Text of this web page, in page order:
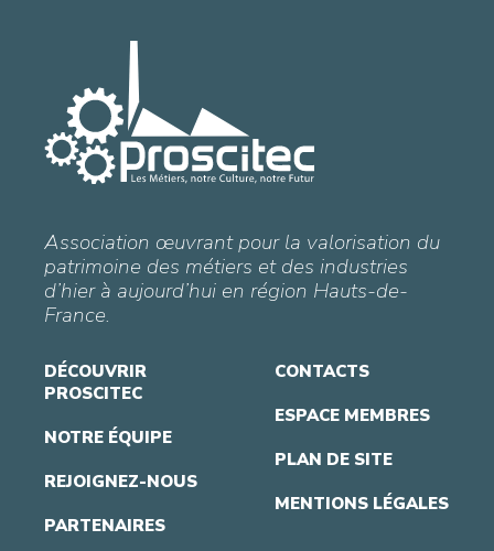
Association œuvrant pour la valorisation du
patrimoine des métiers et des industries
d’hier à aujourd’hui en région Hauts-de-
France.
DÉCOUVRIR
PROSCITEC
NOTRE ÉQUIPE
REJOIGNEZ-NOUS
PARTENAIRES
CONTACTS
ESPACE MEMBRES
PLAN DE SITE
MENTIONS LÉGALES